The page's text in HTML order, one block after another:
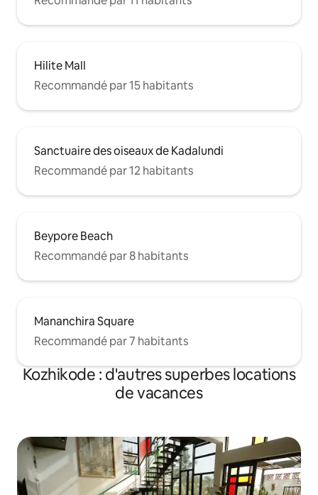
Hilite Mall
Recommandé par 15 habitants
Sanctuaire des oiseaux de Kadalundi
Recommandé par 12 habitants
Beypore Beach
Recommandé par 8 habitants
Mananchira Square
Recommandé par 7 habitants
Kozhikode : d'autres superbes locations
de vacances